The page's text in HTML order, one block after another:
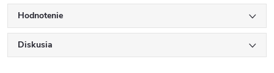
Hodnotenie
Diskusia